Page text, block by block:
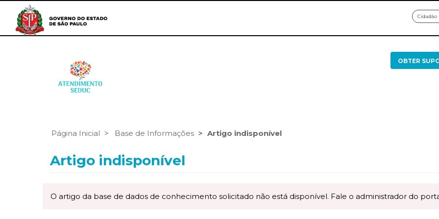
Cidadão
OBTER
Página Inicial Base de Informações Artigo indisponível
Artigo indisponível
O artigo da base de dados de conhecimento solicitado não está disponível. Fale o administrador do